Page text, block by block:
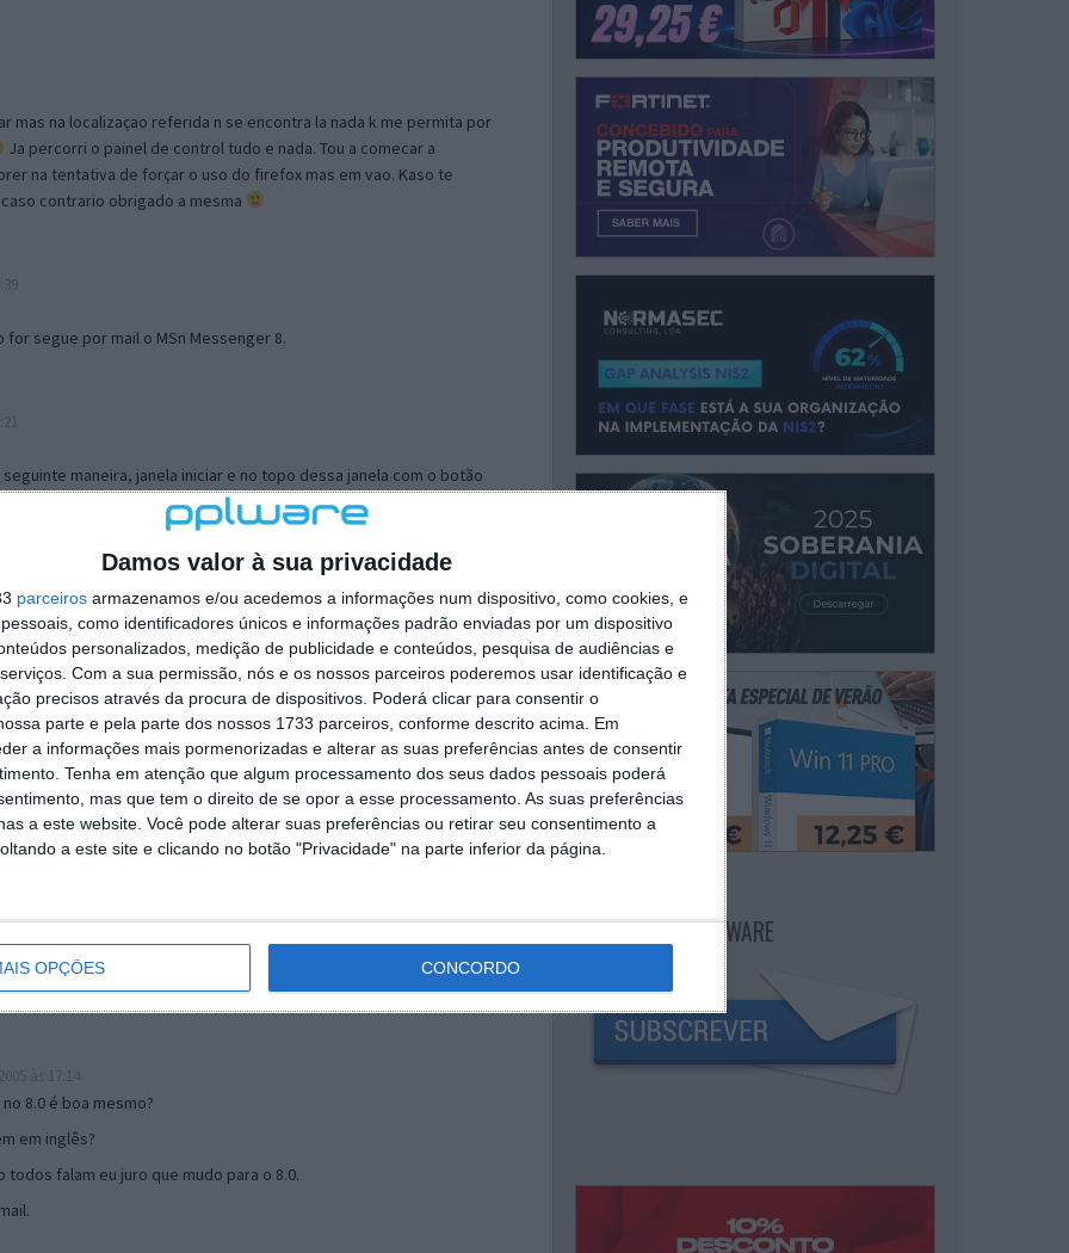
Damos valor à sua privacidade
parceiros armazenamos e/ou acedemos a informações num dispositivo, como cookies, e
como identificadores únicos e informações padrão enviadas por um dispositivo
personalizados, medição de publicidade e conteúdos, pesquisa de audiências e
Com a sua permissão, nós e os nossos parceiros poderemos usar identificação e
precisos através da procura de dispositivos. Poderá clicar para consentir o
parte e pela parte dos nossos 1733 parceiros, conforme descrito acima. Em
a informações mais pormenorizadas e alterar as suas preferências antes de consentir
Tenha em atenção que algum processamento dos seus dados pessoais poderá
mas que tem o direito de se opor a esse processamento. As suas preferências
a este website. Você pode alterar suas preferências ou retirar seu consentimento a
a este site e clicando no botão "Privacidade" na parte inferior da página.
OPÇÕES CONCORDO
mas na localizaçao referida n se encontra la nada k me permita por
Ja percorri o painel de control tudo e nada. Tou a comecar a
na tentativa de forçar o uso do firefox mas em vao. Kaso te
contrario obrigado a mesma
for segue por mail o MSn Messenger 8.
maneira, janela iniciar e no topo dessa janela com o botão
separador Menu ‘Iniciar’ clica no botão ‘Personalizar’ aí
escolheres o Browser com que queres navegar e o gestor de
ao teu Firefox e nas ferramentas ou tools escolhes ‘Opções’ ou
e logo perto do fim encontras um local para colocares um visto
é o browser predefinido.
mail algum.
17:00
8.0 é boa mesmo?
em inglês?
falam eu juro que mudo para o 8.0.
NEWSLETTER PPLWARE